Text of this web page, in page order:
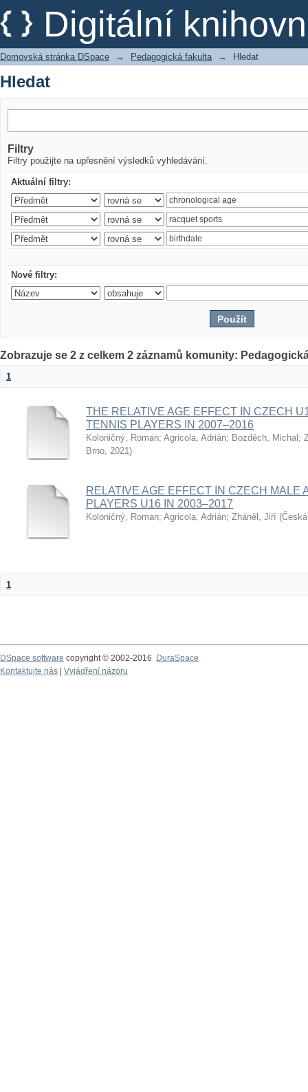
Digitální
Hledat
Domovská stránka DSpace → Pedagogická fakulta → Hledat
Hledat
Filtry
Filtry použijte na upřesnění výsledků vyhledávání.
Aktuální filtry:
Nové filtry:
Zobrazuje se 2 z celkem 2 záznamů komunity:
1
THE RELATIVE AGE EFFECT IN CZECH
TENNIS PLAYERS IN 2007–2016
Koloničný, Roman; Agricola, Adrián; Bozděch, Michal ;
Brno, 2021)
RELATIVE AGE EFFECT IN CZECH MALE
PLAYERS U16 IN 2003–2017
Koloničný, Roman; Agricola, Adrián; Zháněl, Jiří (
1
DSpace software copyright © 2002-2016
DuraSpace
Kontaktujte nás
Vyjádření názoru